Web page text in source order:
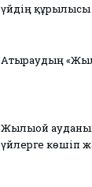
үйдің құрылысы
Атыраудың
Жылыой
үйлерге көшіп